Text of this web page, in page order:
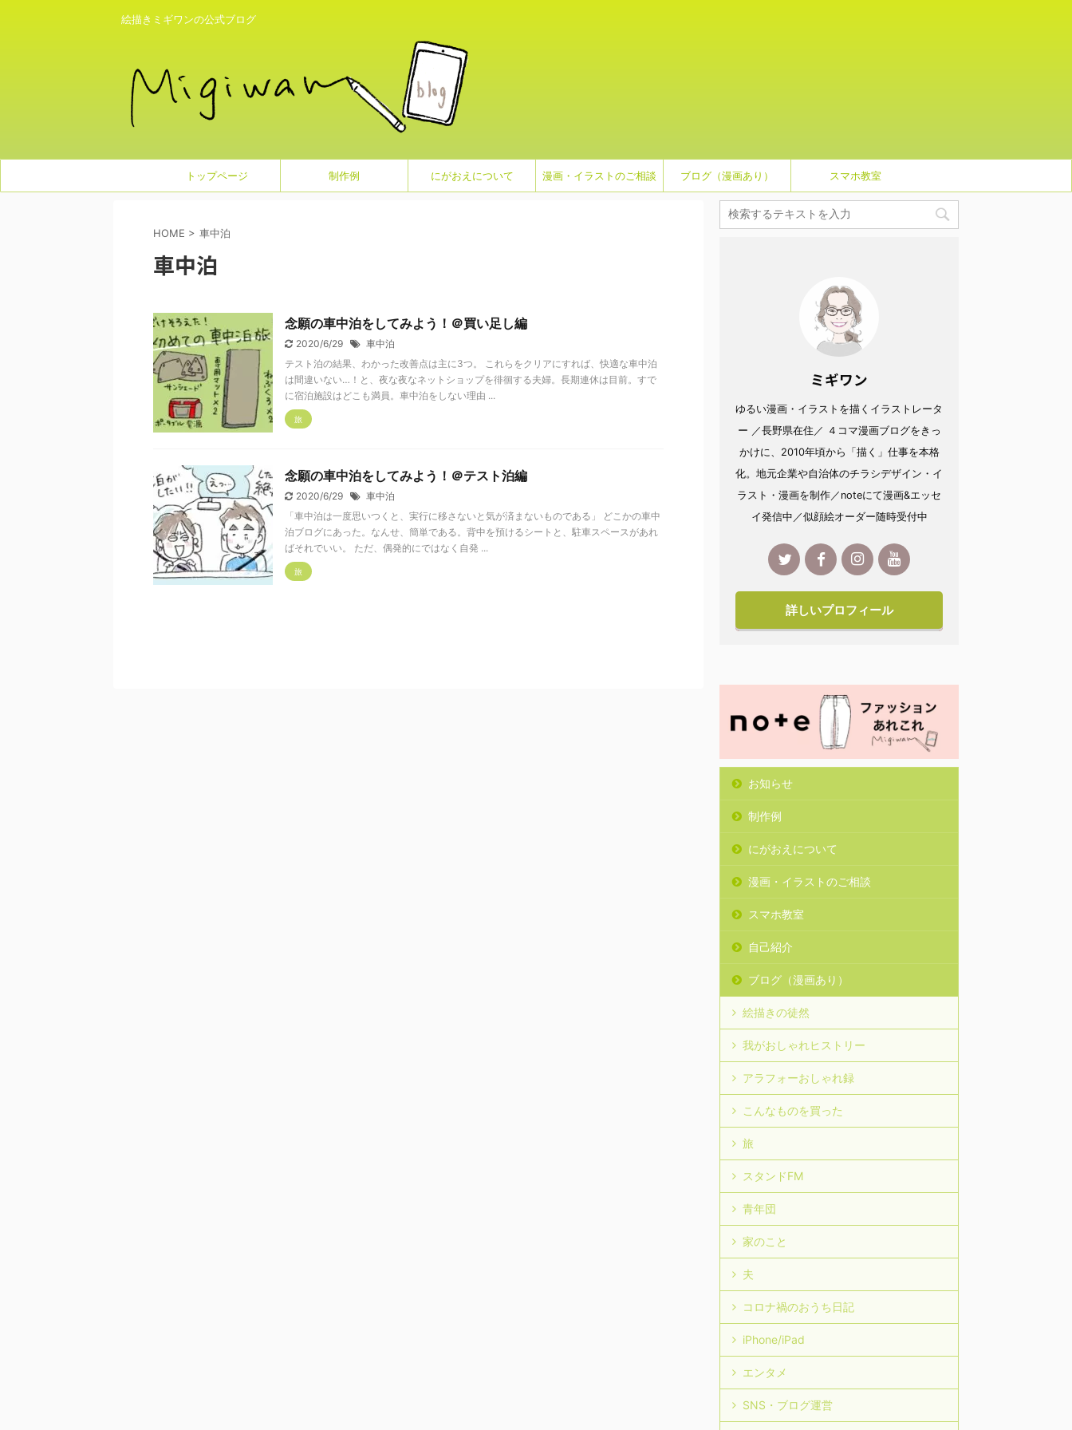
絵描きミギワンの公式ブログ
トップページ 制作例 にがおえについて 漫画・イラストのご相談 ブログ（漫画あり） スマホ教室
HOME > 車中泊
車中泊
念願の車中泊をしてみよう！＠買い足し編
2020/6/29
車中泊
テスト泊の結果、わかった改善点は主に3つ。 これらをクリアにすれば、快適な車中泊
は間違いない…！と、夜な夜なネットショップを徘徊する夫婦。長期連休は目前。すで
に宿泊施設はどこも満員。車中泊をしない理由 ...
旅
念願の車中泊をしてみよう！＠テスト泊編
2020/6/29
車中泊
「車中泊は一度思いつくと、実行に移さないと気が済まないものである」 どこかの車中
泊ブログにあった。なんせ、簡単である。背中を預けるシートと、駐車スペースがあれ
ばそれでいい。 ただ、偶発的にではなく自発 ...
旅
ミギワン
ゆるい漫画・イラストを描くイラストレータ
ー ／長野県在住／ ４コマ漫画ブログをきっ
かけに、2010年頃から「描く」仕事を本格
化。地元企業や自治体のチラシデザイン・イ
ラスト・漫画を制作／noteにて漫画&エッセ
イ発信中／似顔絵オーダー随時受付中
詳しいプロフィール
お知らせ
制作例
にがおえについて
漫画・イラストのご相談
スマホ教室
自己紹介
ブログ（漫画あり）
絵描きの徒然
我がおしゃれヒストリー
アラフォーおしゃれ録
こんなものを買った
旅
スタンドFM
青年団
家のこと
夫
コロナ禍のおうち日記
iPhone/iPad
エンタメ
SNS・ブログ運営